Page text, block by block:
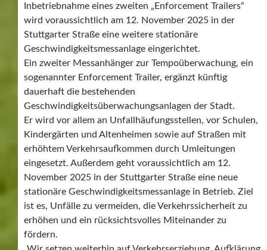
Inbetriebnahme eines zweiten „Enforcement Trailers“
wird voraussichtlich am 12. November 2025 in der
Stuttgarter Straße eine weitere stationäre
Geschwindigkeitsmessanlage eingerichtet.
Ein zweiter Messanhänger zur Tempoüberwachung, ein
sogenannter Enforcement Trailer, ergänzt künftig
dauerhaft die bestehenden
Geschwindigkeitsüberwachungsanlagen der Stadt.
Er wird vor allem an Unfallhäufungsstellen, vor Schulen,
Kindergärten und Altenheimen sowie auf Straßen mit
erhöhtem Verkehrsaufkommen durch Umleitungen
eingesetzt. Außerdem geht voraussichtlich am 12.
November 2025 in der Stuttgarter Straße eine neue
stationäre Geschwindigkeitsmessanlage in Betrieb. Ziel
ist es, Unfälle zu vermeiden, die Verkehrssicherheit zu
erhöhen und ein rücksichtsvolles Miteinander zu
fördern.